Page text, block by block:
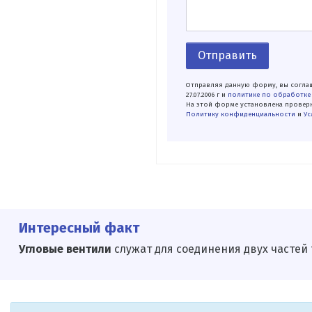
Отправить
Отправляя данную форму, вы
27.07.2006 г и политике по
На этой форме установлена
Политику конфиденциальности и
Интересный факт
Угловые вентили служат для соединения двух